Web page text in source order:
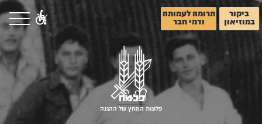
ביקור
במוזיאון
תרומה לעמותה
ודמי חבר
פלוגות המחץ של ההגנה